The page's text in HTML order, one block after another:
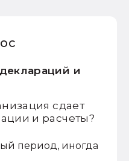
и
сдает
и расчеты?
период, иногда